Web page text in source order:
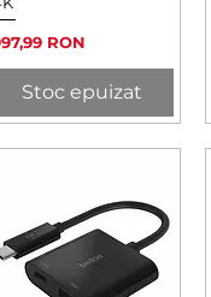
RON
Stoc epuizat